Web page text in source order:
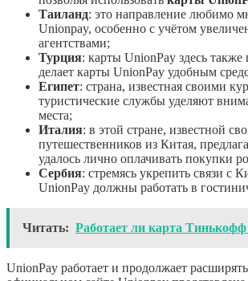
Таиланд: это направление любимо
Unionpay, особенно с учётом
агентствами;
Турция: карты UnionPay здесь
делает карты UnionPay удобным
Египет: страна, известная своими
туристические службы уделяют
места;
Италия: в этой стране, известной
путешественников из Китая,
удалось лично оплачивать покупки
Сербия: стремясь укрепить связи с
UnionPay должны работать в
Читать: Работает ли карта
UnionPay работает и продолжает